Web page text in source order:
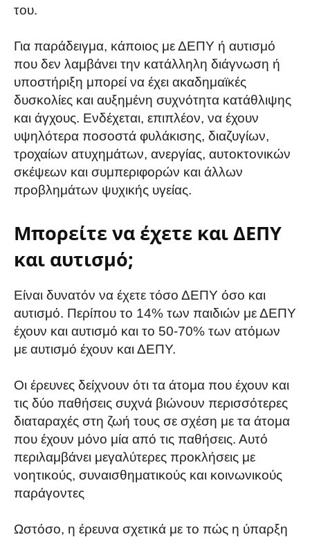
του.
Για παράδειγμα, κάποιος με ΔΕΠΥ ή αυτισμό
που δεν λαμβάνει την κατάλληλη διάγνωση ή
υποστήριξη μπορεί να έχει ακαδημαϊκές
δυσκολίες και αυξημένη συχνότητα κατάθλιψης
και άγχους. Ενδέχεται, επιπλέον, να έχουν
υψηλότερα ποσοστά φυλάκισης, διαζυγίων,
τροχαίων ατυχημάτων, ανεργίας, αυτοκτονικών
σκέψεων και συμπεριφορών και άλλων
προβλημάτων ψυχικής υγείας.
Μπορείτε να έχετε και ΔΕΠΥ
και αυτισμό;
Είναι δυνατόν να έχετε τόσο ΔΕΠΥ όσο και
αυτισμό. Περίπου το 14% των παιδιών με ΔΕΠΥ
έχουν και αυτισμό και το 50-70% των ατόμων
με αυτισμό έχουν και ΔΕΠΥ.
Οι έρευνες δείχνουν ότι τα άτομα που έχουν και
τις δύο παθήσεις συχνά βιώνουν περισσότερες
διαταραχές στη ζωή τους σε σχέση με τα άτομα
που έχουν μόνο μία από τις παθήσεις. Αυτό
περιλαμβάνει μεγαλύτερες προκλήσεις με
νοητικούς, συναισθηματικούς και κοινωνικούς
παράγοντες
Ωστόσο, η έρευνα σχετικά με το πώς η ύπαρξη